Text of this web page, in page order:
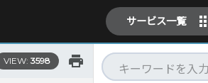
サービス一覧
VIEW: 3598